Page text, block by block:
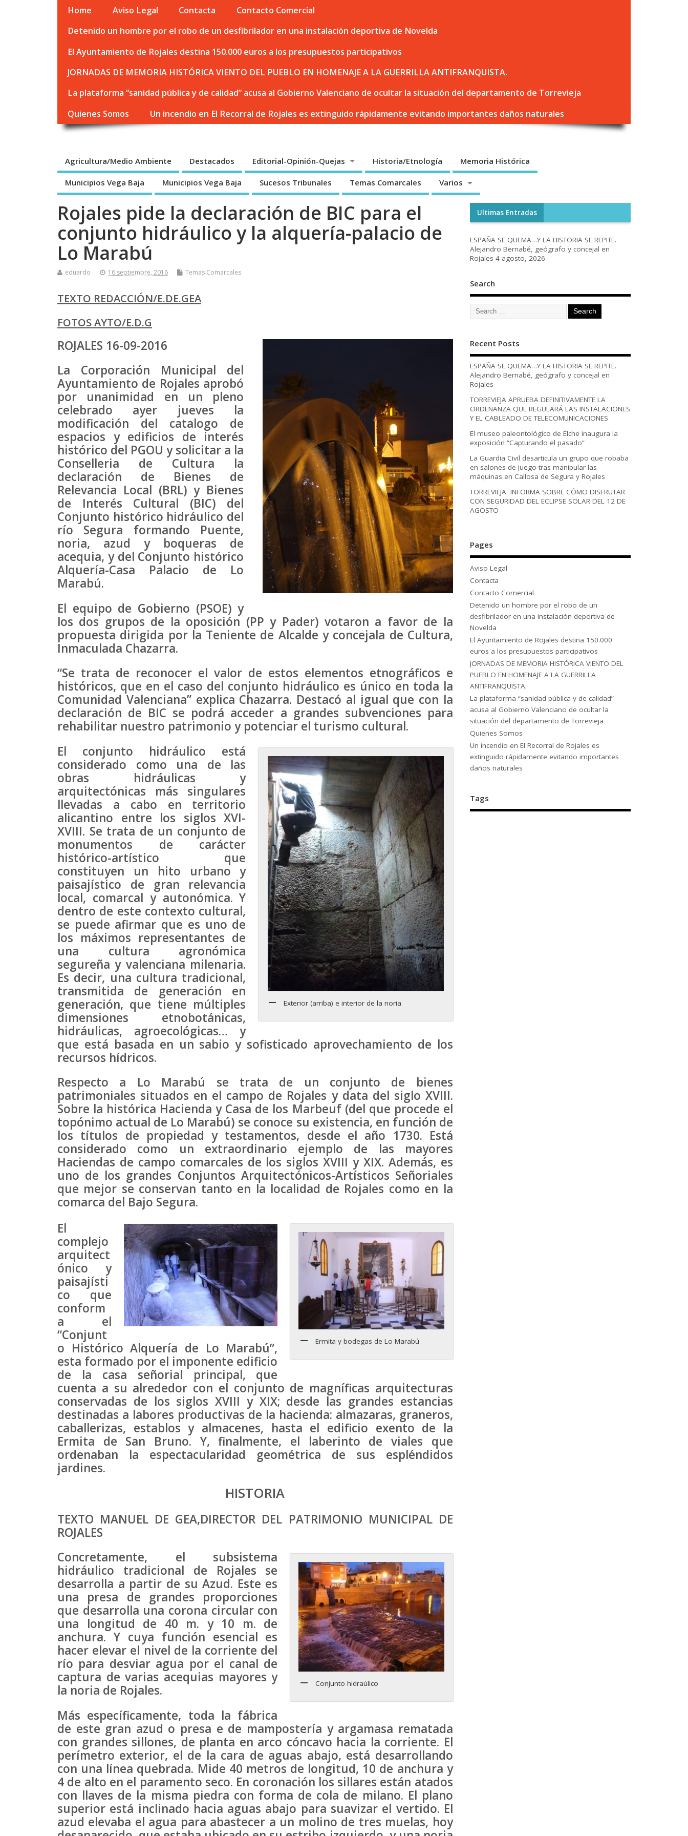
Home Aviso Legal Contacta
Contacto Comercial
Detenido un hombre por el robo de un desfibrilador en una instalación deportiva de Novelda
El Ayuntamiento de Rojales destina 150.000 euros a los presupuestos participativos
JORNADAS DE MEMORIA HISTÓRICA VIENTO DEL PUEBLO EN HOMENAJE A LA GUERRILLA ANTIFRANQUISTA.
La plataforma “sanidad pública y de calidad” acusa al Gobierno Valenciano de ocultar la situación del departamento de Torrevieja
Quienes Somos
Un incendio en El Recorral de Rojales es extinguido rápidamente evitando importantes daños naturales
Agricultura/Medio Ambiente Destacados Editorial-Opinión-Quejas Historia/Etnología Memoria Histórica
Municipios Vega Baja Municipios Vega Baja Sucesos Tribunales Temas Comarcales Varios
Rojales pide la declaración de BIC para el
conjunto hidráulico y la alquería-palacio de
Lo Marabú
eduardo 16 septiembre, 2016 Temas Comarcales
TEXTO REDACCIÓN/E.DE.GEA
FOTOS AYTO/E.D.G
ROJALES 16-09-2016
La Corporación Municipal del
Ayuntamiento de Rojales aprobó
por unanimidad en un pleno
celebrado ayer jueves la
modificación del catalogo de
espacios y edificios de interés
histórico del PGOU y solicitar a la
Conselleria de Cultura la
declaración de Bienes de
Relevancia Local (BRL) y Bienes
de Interés Cultural (BIC) del
Conjunto histórico hidráulico del
río Segura formando Puente,
noria, azud y boqueras de
acequia, y del Conjunto histórico
Alquería-Casa Palacio de Lo
Marabú.
El equipo de Gobierno (PSOE) y
los dos grupos de la oposición (PP y Pader) votaron a favor de la
propuesta dirigida por la Teniente de Alcalde y concejala de Cultura,
Inmaculada Chazarra.
“Se trata de reconocer el valor de estos elementos etnográficos e
históricos, que en el caso del conjunto hidráulico es único en toda la
Comunidad Valenciana” explica Chazarra. Destacó al igual que con la
declaración de BIC se podrá acceder a grandes subvenciones para
rehabilitar nuestro patrimonio y potenciar el turismo cultural.
Exterior (arriba) e interior de la noria
El conjunto hidráulico está
considerado como una de las
obras hidráulicas y
arquitectónicas más singulares
llevadas a cabo en territorio
alicantino entre los siglos XVI-
XVIII. Se trata de un conjunto de
monumentos de carácter
histórico-artístico que
constituyen un hito urbano y
paisajístico de gran relevancia
local, comarcal y autonómica. Y
dentro de este contexto cultural,
se puede afirmar que es uno de
los máximos representantes de
una cultura agronómica
segureña y valenciana milenaria.
Es decir, una cultura tradicional,
transmitida de generación en
generación, que tiene múltiples
dimensiones etnobotánicas,
hidráulicas, agroecológicas… y
que está basada en un sabio y sofisticado aprovechamiento de los
recursos hídricos.
Respecto a Lo Marabú se trata de un conjunto de bienes
patrimoniales situados en el campo de Rojales y data del siglo XVIII.
Sobre la histórica Hacienda y Casa de los Marbeuf (del que procede el
topónimo actual de Lo Marabú) se conoce su existencia, en función de
los títulos de propiedad y testamentos, desde el año 1730. Está
considerado como un extraordinario ejemplo de las mayores
Haciendas de campo comarcales de los siglos XVIII y XIX. Además, es
uno de los grandes Conjuntos Arquitectónicos-Artísticos Señoriales
que mejor se conservan tanto en la localidad de Rojales como en la
comarca del Bajo Segura.
Ermita y bodegas de Lo Marabú
El
complejo
arquitect
ónico y
paisajísti
co que
conform
a el
“Conjunt
o Histórico Alquería de Lo Marabú”,
esta formado por el imponente edificio
de la casa señorial principal, que
cuenta a su alrededor con el conjunto de magníficas arquitecturas
conservadas de los siglos XVIII y XIX; desde las grandes estancias
destinadas a labores productivas de la hacienda: almazaras, graneros,
caballerizas, establos y almacenes, hasta el edificio exento de la
Ermita de San Bruno. Y, finalmente, el laberinto de viales que
ordenaban la espectacularidad geométrica de sus espléndidos
jardines.
HISTORIA
TEXTO MANUEL DE GEA,DIRECTOR DEL PATRIMONIO MUNICIPAL DE
ROJALES
Conjunto hidraúlico
Concretamente, el subsistema
hidráulico tradicional de Rojales se
desarrolla a partir de su Azud. Este es
una presa de grandes proporciones
que desarrolla una corona circular con
una longitud de 40 m. y 10 m. de
anchura. Y cuya función esencial es
hacer elevar el nivel de la corriente del
río para desviar agua por el canal de
captura de varias acequias mayores y
la noria de Rojales.
Más específicamente, toda la fábrica
de este gran azud o presa e de mampostería y argamasa rematada
con grandes sillones, de planta en arco cóncavo hacia la corriente. El
perímetro exterior, el de la cara de aguas abajo, está desarrollando
con una línea quebrada. Mide 40 metros de longitud, 10 de anchura y
4 de alto en el paramento seco. En coronación los sillares están atados
con llaves de la misma piedra con forma de cola de milano. El plano
superior está inclinado hacia aguas abajo para suavizar el vertido. El
azud elevaba el agua para abastecer a un molino de tres muelas, hoy
Ultimas Entradas
ESPAÑA SE QUEMA…Y LA HISTORIA SE REPITE.
Alejandro Bernabé, geógrafo y concejal en
Rojales 4 agosto, 2026
Search
Recent Posts
ESPAÑA SE QUEMA…Y LA HISTORIA SE REPITE.
Alejandro Bernabé, geógrafo y concejal en
Rojales
TORREVIEJA APRUEBA DEFINITIVAMENTE LA
ORDENANZA QUE REGULARÁ LAS INSTALACIONES
Y EL CABLEADO DE TELECOMUNICACIONES
El museo paleontológico de Elche inaugura la
exposición “Capturando el pasado”
La Guardia Civil desarticula un grupo que robaba
en salones de juego tras manipular las
máquinas en Callosa de Segura y Rojales
TORREVIEJA INFORMA SOBRE CÓMO DISFRUTAR
CON SEGURIDAD DEL ECLIPSE SOLAR DEL 12 DE
AGOSTO
Pages
Aviso Legal
Contacta
Contacto Comercial
Detenido un hombre por el robo de un
desfibrilador en una instalación deportiva de
Novelda
El Ayuntamiento de Rojales destina 150.000
euros a los presupuestos participativos
JORNADAS DE MEMORIA HISTÓRICA VIENTO DEL
PUEBLO EN HOMENAJE A LA GUERRILLA
ANTIFRANQUISTA.
La plataforma “sanidad pública y de calidad”
acusa al Gobierno Valenciano de ocultar la
situación del departamento de Torrevieja
Quienes Somos
Un incendio en El Recorral de Rojales es
extinguido rápidamente evitando importantes
daños naturales
Tags